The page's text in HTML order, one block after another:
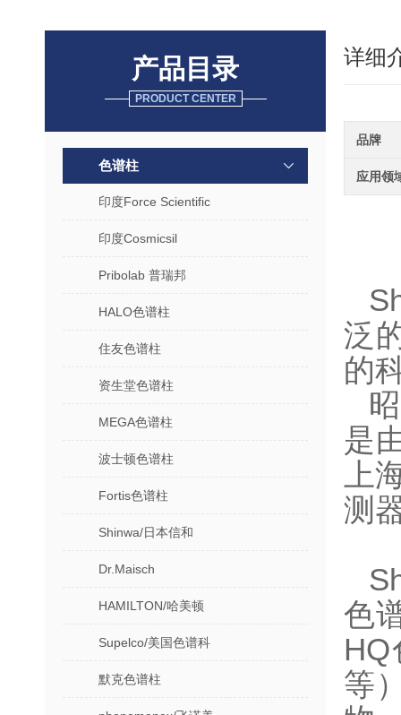
产品目录
PRODUCT CENTER
色谱柱
印度Force Scientific
印度Cosmicsil
Pribolab 普瑞邦
HALO色谱柱
住友色谱柱
资生堂色谱柱
MEGA色谱柱
波士顿色谱柱
Fortis色谱柱
Shinwa/日本信和
Dr.Maisch
HAMILTON/哈美顿
Supelco/美国色谱科
默克色谱柱
详细
品牌
应用领
泛
的
是
上
测
色
HQ
等